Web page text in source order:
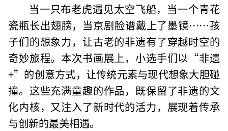
当一只布老虎遇见太空飞船，当一个青花
瓷瓶长出翅膀，当京剧脸谱戴上了墨镜……孩
子们的想象力，让古老的非遗有了穿越时空的
奇妙旅程。本次书画展上，小选手们以“非遗
+”的创意方式，让传统元素与现代想象大胆碰
撞。这些充满童趣的作品，既保留了非遗的文
化内核，又注入了新时代的活力，展现着传承
与创新的最美相遇。